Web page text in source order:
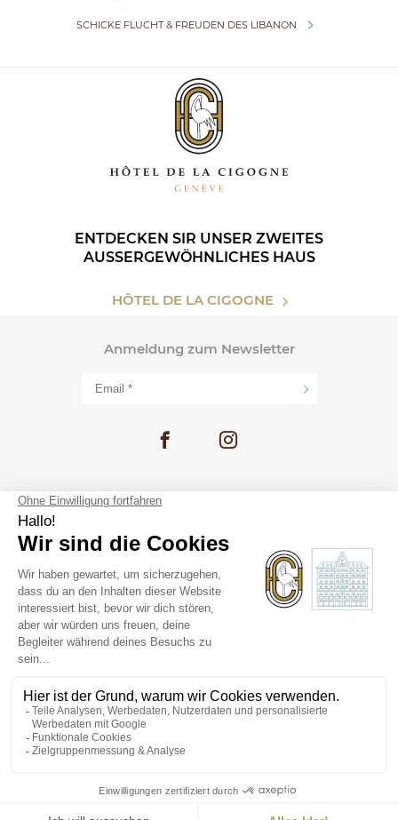
SCHICKE FLUCHT & FREUDEN DES LIBANON
ENTDECKEN SIR UNSER ZWEITES
AUSSERGEWÖHNLICHES HAUS
HÔTEL DE LA CIGOGNE
Anmeldung zum Newsletter
EINSTELLUNG
GENF
RECHTLICHE HINWEISE